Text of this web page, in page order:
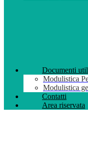
Documenti
Modulistica
Modulistica
Contatti
Area riservata